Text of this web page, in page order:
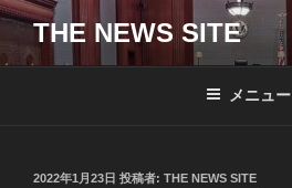
コ
テ
THE NEWS SITE
メニュー
投
2022年1月23日 投稿者: THE NEWS SITE